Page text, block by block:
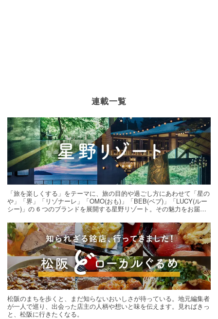
連載一覧
「旅を楽しくする」をテーマに、旅の目的や過ごし方にあわせて「星の
や」「界」「リゾナーレ」「OMO(おも)」「BEB(ベブ)」「LUCY(ルー
シー)」の 6 つのブランドを展開する星野リゾート。その魅力をお届け
松阪のまちを歩くと、まだ知らないおいしさが待っている。地元編集者
が一人で巡り、出会った店主の人柄や想いと味を伝えます。見ればきっ
と、松阪に行きたくなる。